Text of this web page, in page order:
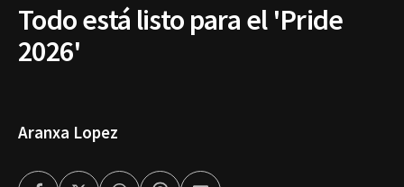
Todo está listo para el 'Pride
2026'
Aranxa Lopez